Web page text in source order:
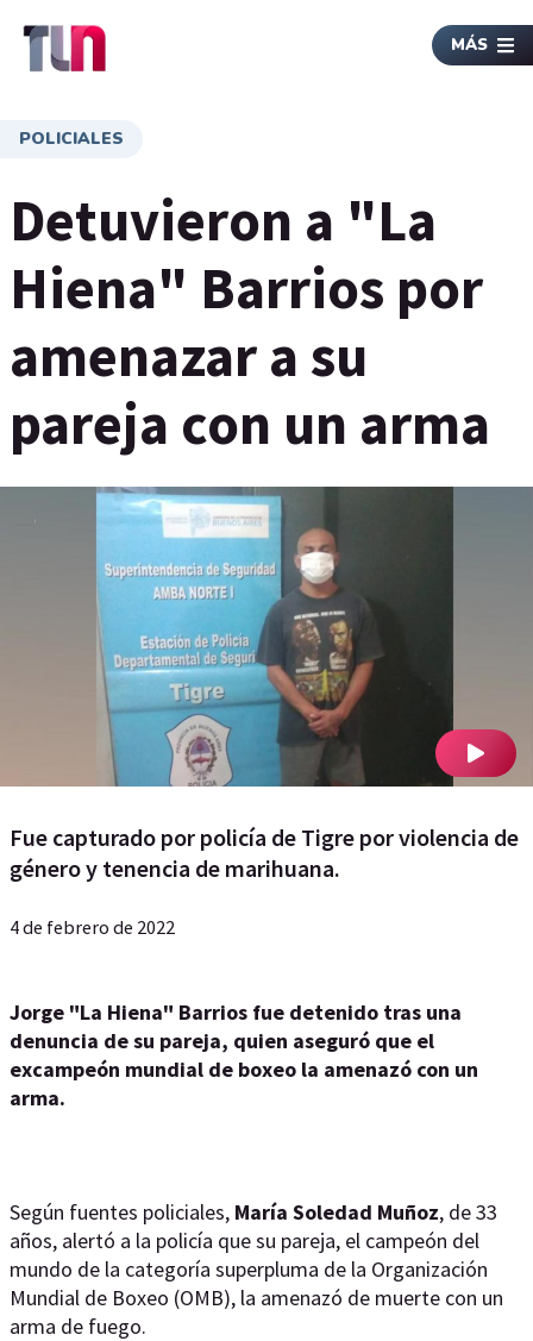
MÁS
POLICIALES
Detuvieron a "La
Hiena" Barrios por
amenazar a su
pareja con un arma
Fue capturado por policía de Tigre por violencia de
género y tenencia de marihuana.
4 de febrero de 2022
Jorge "La Hiena" Barrios fue detenido tras una
denuncia de su pareja, quien aseguró que el
excampeón mundial de boxeo la amenazó con un
arma.
Según fuentes policiales, María Soledad Muñoz, de 33
años, alertó a la policía que su pareja, el campeón del
mundo de la categoría superpluma de la Organización
Mundial de Boxeo (OMB), la amenazó de muerte con un
arma de fuego.